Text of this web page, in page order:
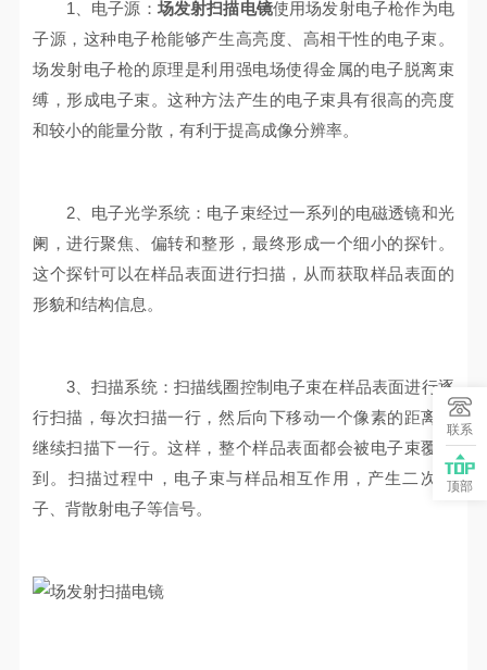
1、电子源： 场发射扫描电镜使用场发射电子枪作为电
子源，这种电子枪能够产生高亮度、高相干性的电子束。
场发射电子枪的原理是利用强电场使得金属的电子脱离束
缚，形成电子束。这种方法产生的电子束具有很高的亮度
和较小的能量分散，有利于提高成像分辨率。
2、电子光学系统：电子束经过一系列的电磁透镜和光
阑，进行聚焦、偏转和整形，最终形成一个细小的探针。
这个探针可以在样品表面进行扫描，从而获取样品表面的
形貌和结构信息。
3、扫描系统：扫描线圈控制电子束在样品表面进行逐
行扫描，每次扫描一行，然后向下移动一个像素的距离，
继续扫描下一行。这样，整个样品表面都会被电子束覆盖
到。扫描过程中，电子束与样品相互作用，产生二次电
子、背散射电子等信号。
联系
顶部